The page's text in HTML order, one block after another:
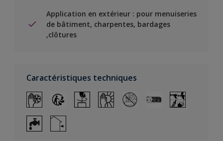
Application en extérieur : pour menuiseries
de bâtiment, charpentes, bardages
,clôtures
Caractéristiques techniques